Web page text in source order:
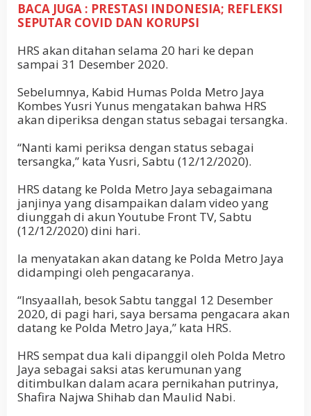
BACA JUGA : PRESTASI INDONESIA; REFLEKSI
SEPUTAR COVID DAN KORUPSI
HRS akan ditahan selama 20 hari ke depan
sampai 31 Desember 2020.
Sebelumnya, Kabid Humas Polda Metro Jaya
Kombes Yusri Yunus mengatakan bahwa HRS
akan diperiksa dengan status sebagai tersangka.
“Nanti kami periksa dengan status sebagai
tersangka,” kata Yusri, Sabtu (12/12/2020).
HRS datang ke Polda Metro Jaya sebagaimana
janjinya yang disampaikan dalam video yang
diunggah di akun Youtube Front TV, Sabtu
(12/12/2020) dini hari.
Ia menyatakan akan datang ke Polda Metro Jaya
didampingi oleh pengacaranya.
“Insyaallah, besok Sabtu tanggal 12 Desember
2020, di pagi hari, saya bersama pengacara akan
datang ke Polda Metro Jaya,” kata HRS.
HRS sempat dua kali dipanggil oleh Polda Metro
Jaya sebagai saksi atas kerumunan yang
ditimbulkan dalam acara pernikahan putrinya,
Shafira Najwa Shihab dan Maulid Nabi.